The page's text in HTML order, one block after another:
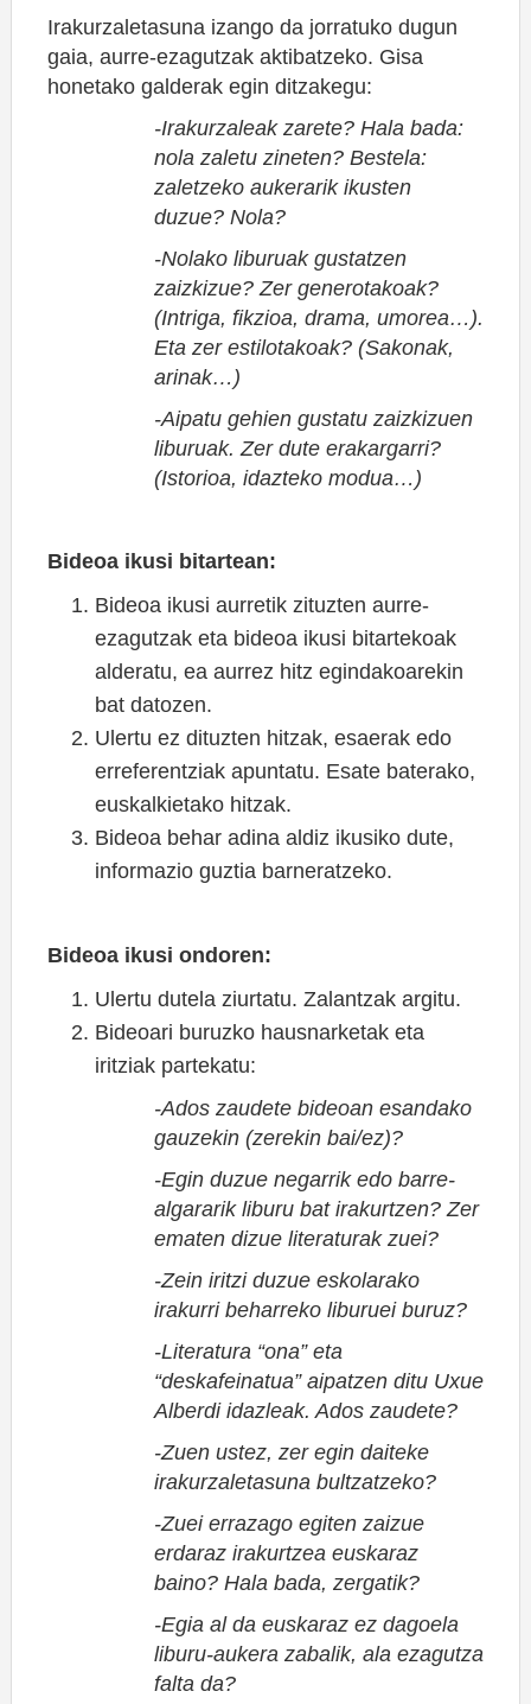
Irakurzaletasuna izango da jorratuko dugun
gaia, aurre-ezagutzak aktibatzeko. Gisa
honetako galderak egin ditzakegu:
-Irakurzaleak zarete? Hala bada:
nola zaletu zineten? Bestela:
zaletzeko aukerarik ikusten
duzue? Nola?
-Nolako liburuak gustatzen
zaizkizue? Zer generotakoak?
(Intriga, fikzioa, drama, umorea…).
Eta zer estilotakoak? (Sakonak,
arinak…)
-Aipatu gehien gustatu zaizkizuen
liburuak. Zer dute erakargarri?
(Istorioa, idazteko modua…)
Bideoa ikusi bitartean:
Bideoa ikusi aurretik zituzten aurre-
ezagutzak eta bideoa ikusi bitartekoak
alderatu, ea aurrez hitz egindakoarekin
bat datozen.
Ulertu ez dituzten hitzak, esaerak edo
erreferentziak apuntatu. Esate baterako,
euskalkietako hitzak.
Bideoa behar adina aldiz ikusiko dute,
informazio guztia barneratzeko.
Bideoa ikusi ondoren:
Ulertu dutela ziurtatu. Zalantzak argitu.
Bideoari buruzko hausnarketak eta
iritziak partekatu:
-Ados zaudete bideoan esandako
gauzekin (zerekin bai/ez)?
-Egin duzue negarrik edo barre-
algararik liburu bat irakurtzen? Zer
ematen dizue literaturak zuei?
-Zein iritzi duzue eskolarako
irakurri beharreko liburuei buruz?
-Literatura “ona” eta
“deskafeinatua” aipatzen ditu Uxue
Alberdi idazleak. Ados zaudete?
-Zuen ustez, zer egin daiteke
irakurzaletasuna bultzatzeko?
-Zuei errazago egiten zaizue
erdaraz irakurtzea euskaraz
baino? Hala bada, zergatik?
-Egia al da euskaraz ez dagoela
liburu-aukera zabalik, ala ezagutza
falta da?